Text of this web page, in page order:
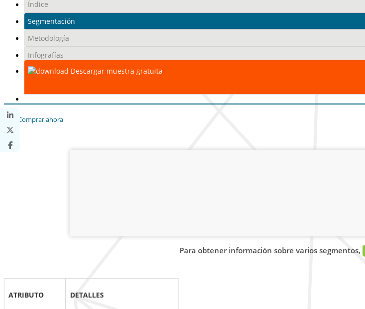
Índice
Segmentación
Metodología
Infografías
Descargar muestra gratuita
Comprar ahora
Para obtener información sobre varios segmentos,
ATRIBUTO DETALLES